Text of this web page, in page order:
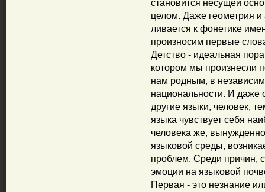
становится несущей
целом. Даже геометрия
ливается к фонетике
произносим первые
Детство - идеальная
котором мы произнесли
нам родным, в
национальности. И даже
другие языки, человек,
языка чувствует себя
человека же,
языковой среды,
проблем. Среди причин,
эмоции на языковой
Первая - это незнание